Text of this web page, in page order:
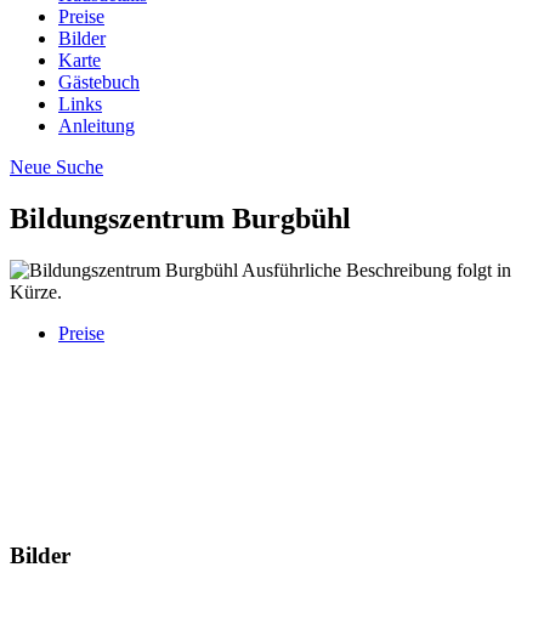
Preise
Bilder
Karte
Gästebuch
Links
Anleitung
Neue Suche
Bildungszentrum Burgbühl
Ausführliche Beschreibung folgt in
Kürze.
Preise
Bilder